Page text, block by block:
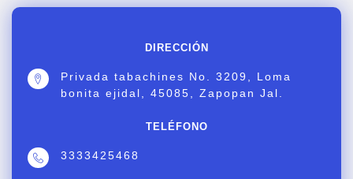
DIRECCIÓN
Privada tabachines No. 3209, Loma
bonita ejidal, 45085, Zapopan Jal.
TELÉFONO
3333425468